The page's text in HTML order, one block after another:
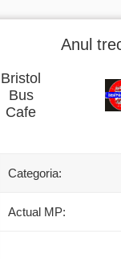
Anul
Bristol
Bus
Cafe
Categoria:
Actual MP: